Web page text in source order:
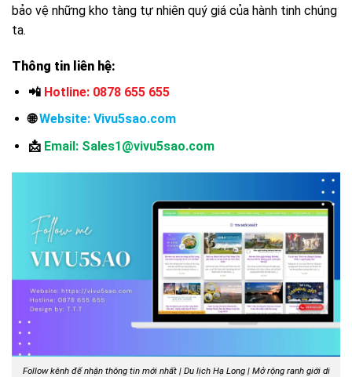
bảo vệ những kho tàng tự nhiên quý giá của hành tinh chúng
ta.
Thông tin liên hệ:
📲 Hotline: 0878 655 655
🌐Website: Vivu5sao.com
📩 Email: Sales1@vivu5sao.com
Follow kênh để nhận thông tin mới nhất | Du lịch Hạ Long | Mở rộng ranh giới di